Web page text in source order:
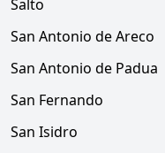
Salto
San Antonio de Areco
San Antonio de Padua
San Fernando
San Isidro